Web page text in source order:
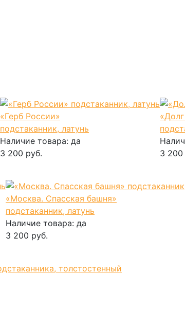
«Герб России»
подстаканник, латунь
Наличие товара: да
3 200 руб.
3 200
«Москва. Спасская башня»
подстаканник, латунь
Наличие товара: да
3 200 руб.